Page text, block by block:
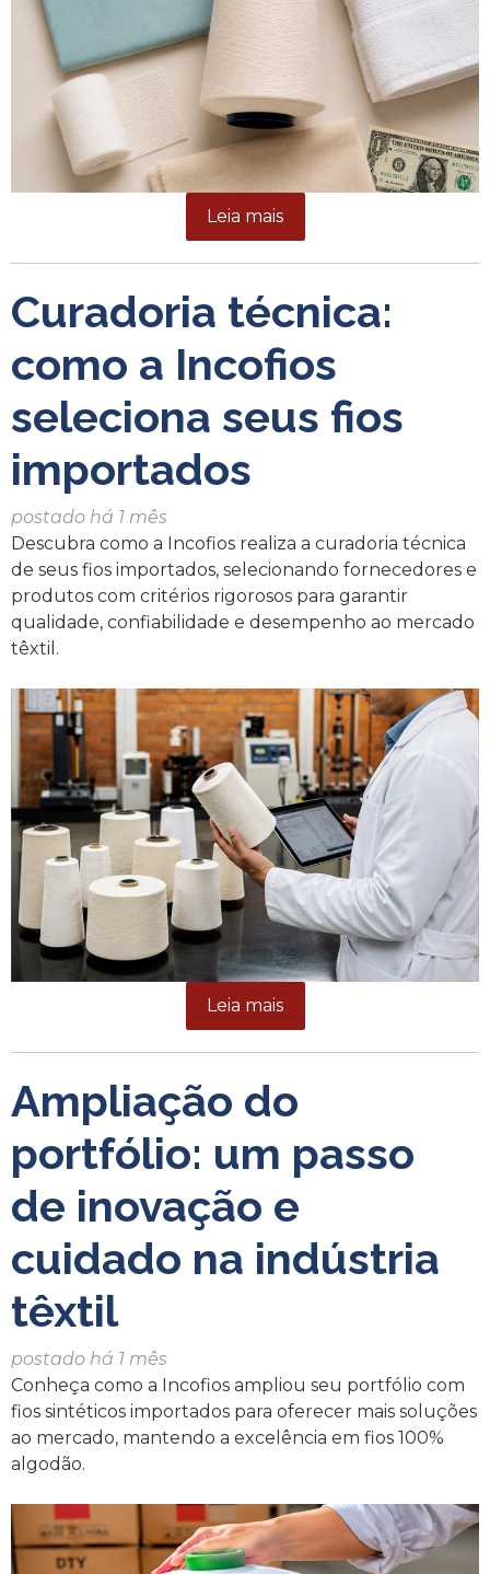
Leia mais
Curadoria técnica:
como a Incofios
seleciona seus fios
importados
postado há 1 mês
Descubra como a Incofios realiza a curadoria técnica
de seus fios importados, selecionando fornecedores e
produtos com critérios rigorosos para garantir
qualidade, confiabilidade e desempenho ao mercado
têxtil.
Leia mais
Ampliação do
portfólio: um passo
de inovação e
cuidado na indústria
têxtil
postado há 1 mês
Conheça como a Incofios ampliou seu portfólio com
fios sintéticos importados para oferecer mais soluções
ao mercado, mantendo a excelência em fios 100%
algodão.